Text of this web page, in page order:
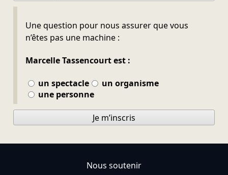
Une question pour nous assurer que vous
n’êtes pas une machine :
Marcelle Tassencourt est :
un spectacle
un organisme
une personne
Ne pas remplir
Je m’inscris
Nous soutenir